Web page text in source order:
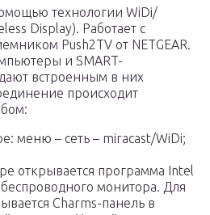
технологии WiDi/
Display). Работает с
Push2TV от NETGEAR.
и SMART-
встроенным в них
происходит
меню – сеть – miracast/WiDi;
открывается программа Intel
монитора. Для
Charms-панель в